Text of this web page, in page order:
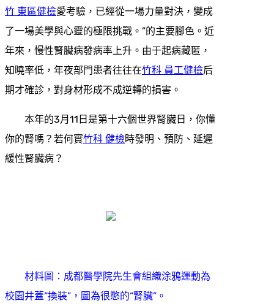
竹 東區健檢愛考驗，已經從一場力量對決，變成
了一場美學與心靈的極限挑戰。”的主要腳色。近
年來，慢性腎臟病發病率上升。由于起病藏匿，
知曉率低，年夜部門患者往往在竹科 員工健檢后
期才確診，對身材形成不成逆轉的損害。
本年的3月11日是第十六個世界腎臟日，你懂
你的腎嗎？若何實竹科 健檢時發明、預防、延遲
緩性腎臟病？
材料圖：成都醫學院先生會組織涂鴉運動為
校園井蓋“換裝”，圖為很憋的“腎臟”。